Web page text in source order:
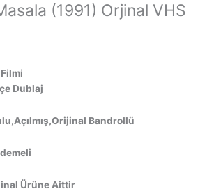
(1991) Orjinal VHS
Dublaj
Bandrollü
Ürüne Aittir